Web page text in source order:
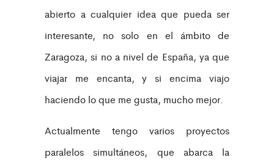
abierto a cualquier idea que pueda ser
interesante, no solo en el ámbito de
Zaragoza, si no a nivel de España, ya que
viajar me encanta, y si encima viajo
haciendo lo que me gusta, mucho mejor.
Actualmente tengo varios proyectos
paralelos simultáneos, que abarca la